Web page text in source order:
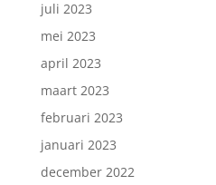
juli 2023
mei 2023
april 2023
maart 2023
februari 2023
januari 2023
december 2022